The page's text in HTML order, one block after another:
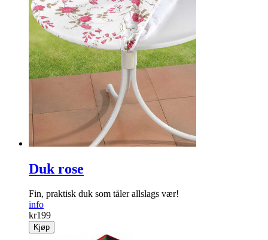
Duk rose
Fin, praktisk duk som tåler allslags vær!
info
kr199
Kjøp